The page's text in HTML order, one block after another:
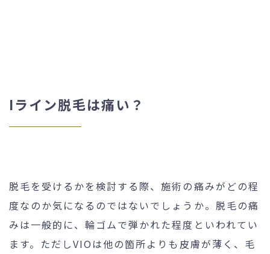
Iライン脱毛は痛い？
脱毛を受けるかを検討する際、施術の痛みがどの程
度なのか気になるのではないでしょうか。脱毛の痛
みは一般的に、輪ゴムで弾かれた程度といわれてい
ます。ただしVIOは他の箇所よりも皮膚が薄く、毛